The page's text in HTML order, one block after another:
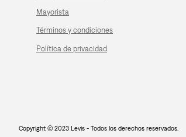
Mayorista
Términos y condiciones
Política de privacidad
Copyright © 2023 Levis - Todos los derechos reservados.